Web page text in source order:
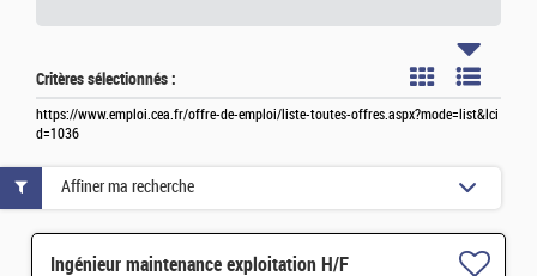
Critères sélectionnés :
https://www.emploi.cea.fr/offre-de-emploi/liste-toutes-offres.aspx?mode=list&lci
d=1036
Ingénieur maintenance exploitation H/F
Affiner ma recherche